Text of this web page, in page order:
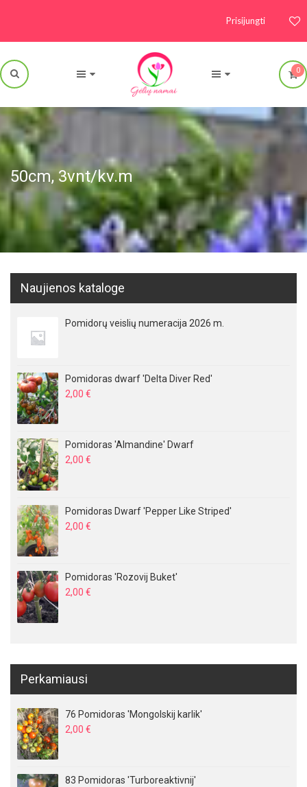
Prisijungti
0
50cm, 3vnt/kv.m
Naujienos kataloge
Pomidorų veislių numeracija 2026 m.
Pomidoras dwarf 'Delta Diver Red'
2,00 €
Pomidoras 'Almandine' Dwarf
2,00 €
Pomidoras Dwarf 'Pepper Like Striped'
2,00 €
Pomidoras 'Rozovij Buket'
2,00 €
Perkamiausi
76 Pomidoras 'Mongolskij karlik'
2,00 €
83 Pomidoras 'Turboreaktivnij'